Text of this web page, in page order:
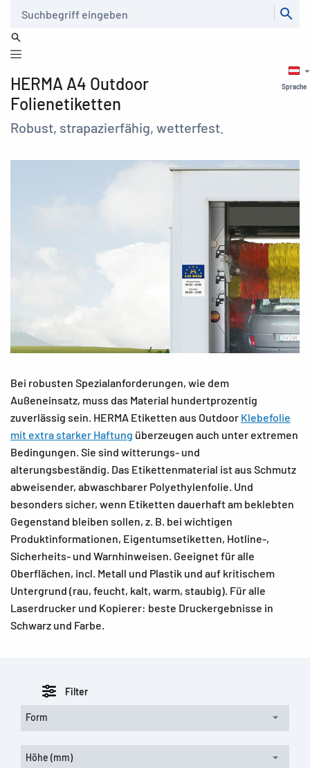
Sprache
HERMA A4 Outdoor
Folienetiketten
Robust, strapazierfähig, wetterfest.
Bei robusten Spezialanforderungen, wie dem
Außeneinsatz, muss das Material hundertprozentig
zuverlässig sein. HERMA Etiketten aus Outdoor Klebefolie
mit extra starker Haftung überzeugen auch unter extremen
Bedingungen. Sie sind witterungs- und
alterungsbeständig. Das Etikettenmaterial ist aus Schmutz
abweisender, abwaschbarer Polyethylenfolie. Und
besonders sicher, wenn Etiketten dauerhaft am beklebten
Gegenstand bleiben sollen, z. B. bei wichtigen
Produktinformationen, Eigentumsetiketten, Hotline-,
Sicherheits- und Warnhinweisen. Geeignet für alle
Oberflächen, incl. Metall und Plastik und auf kritischem
Untergrund (rau, feucht, kalt, warm, staubig). Für alle
Laserdrucker und Kopierer: beste Druckergebnisse in
Schwarz und Farbe.
Filter
Form
Höhe (mm)